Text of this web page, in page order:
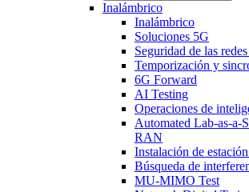
Inalámbrico
Inalámbrico
Soluciones 5G
Seguridad de las
Temporización y
6G Forward
AI Testing
Operaciones de
Automated Lab-as-a-
RAN
Instalación de
Búsqueda de
MU-MIMO Test